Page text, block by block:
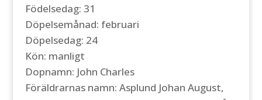
Födelsedag: 31
Döpelsemånad: februari
Döpelsedag: 24
Kön: manligt
Dopnamn: John Charles
Föräldrarnas namn: Asplund Johan August,